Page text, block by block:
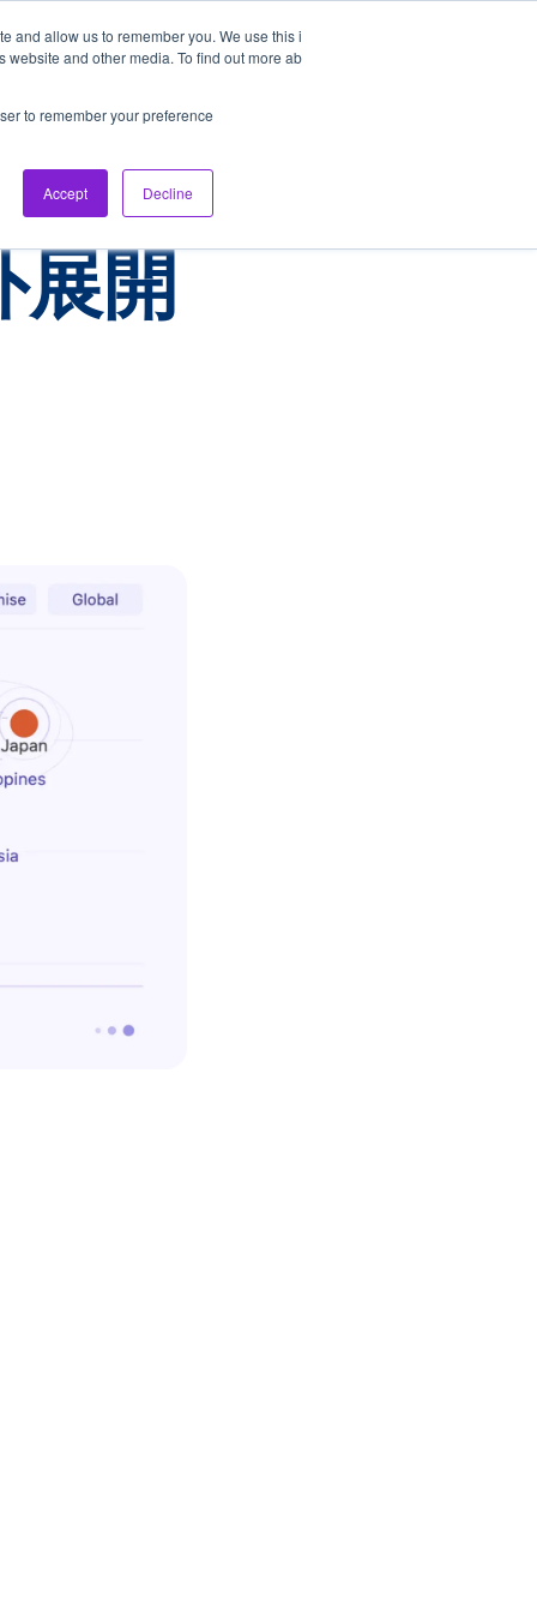
and allow us to remember you. We use this i
and other media. To find out more ab
to remember your preference
Accept Decline
国内FC 海外向けFC
展開